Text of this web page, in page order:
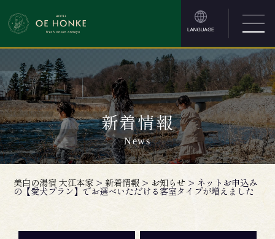
新着情報
News
美白の湯宿 大江本家 > 新着情報 > お知らせ > ネットお申込み
の【愛犬プラン】でお選べいただける客室タイプが増えました